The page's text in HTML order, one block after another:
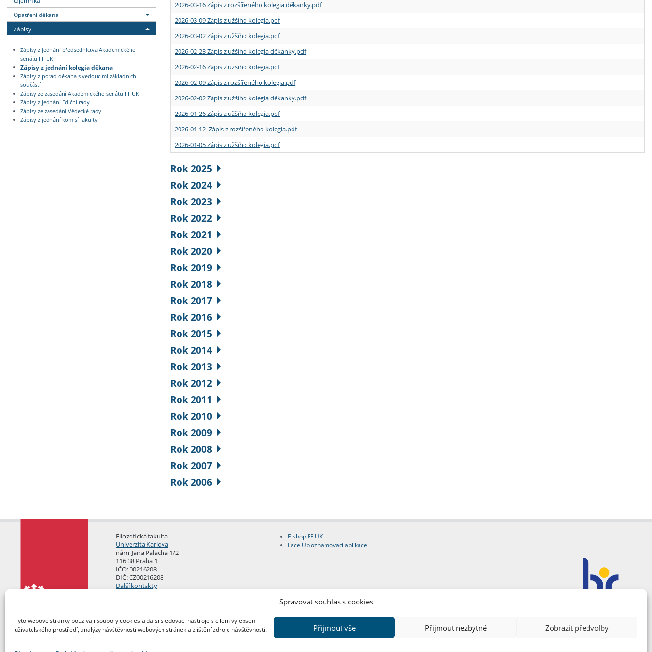
Spravovat souhlas s cookies
Tyto webové stránky používají soubory cookies a další sledovací nástroje s cílem vylepšení
uživatelského prostředí, analýzy návštěvnosti webových stránek a zjištění zdroje návštěvnosti.
Přijmout vše Přijmout nezbytné Zobrazit předvolby
Opatření děkana
Zápisy
Zápisy z jednání předsednictva Akademického
senátu FF UK
Zápisy z jednání kolegia děkana
Zápisy z porad děkana s vedoucími základních
součástí
Zápisy ze zasedání Akademického senátu FF UK
Zápisy z jednání Ediční rady
Zápisy ze zasedání Vědecké rady
Zápisy z jednání komisí fakulty
2026-03-16 Zápis z rozšířeného kolegia děkanky.pdf
2026-03-09 Zápis z užšího kolegia.pdf
2026-03-02 Zápis z užšího kolegia.pdf
2026-02-23 Zápis z užšího kolegia děkanky.pdf
2026-02-16 Zápis z užšího kolegia.pdf
2026-02-09 Zápis z rozšířeného kolegia.pdf
2026-02-02 Zápis z užšího kolegia děkanky.pdf
2026-01-26 Zápis z užšího kolegia.pdf
2026-01-12 Zápis z rozšířeného kolegia.pdf
2026-01-05 Zápis z užšího kolegia.pdf
Rok 2025
Rok 2024
Rok 2023
Rok 2022
Rok 2021
Rok 2020
Rok 2019
Rok 2018
Rok 2017
Rok 2016
Rok 2015
Rok 2014
Rok 2013
Rok 2012
Rok 2011
Rok 2010
Rok 2009
Rok 2008
Rok 2007
Rok 2006
Filozofická fakulta
Univerzita Karlova
nám. Jana Palacha 1/2
116 38 Praha 1
IČO: 00216208
DIČ: CZ00216208
Další kontakty
E-shop FF UK
Face Up oznamovací aplikace